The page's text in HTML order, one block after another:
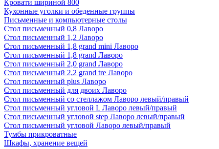
Кровати шириной 800
Кухонные уголки и обеденные группы
Письменные и компьютерные столы
Стол письменный 0,8 Лаворо
Стол письменный 1,2 Лаворо
Стол письменный 1,8 grand mini Лаворо
Стол письменный 1,8 grand Лаворо
Стол письменный 2,0 grand Лаворо
Стол письменный 2,2 grand tre Лаворо
Стол письменный plus Лаворо
Стол письменный для двоих Лаворо
Стол письменный со стеллажом Лаворо левый/правый
Стол письменный угловой L Лаворо левый/правый
Стол письменный угловой step Лаворо левый/правый
Стол письменный угловой Лаворо левый/правый
Тумбы прикроватные
Шкафы, хранение вещей